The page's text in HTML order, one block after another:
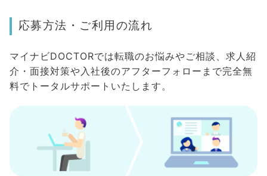
応募方法・ご利用の流れ
マイナビDOCTORでは転職のお悩みやご相談、求人紹
介・面接対策や入社後のアフターフォローまで完全無
料でトータルサポートいたします。